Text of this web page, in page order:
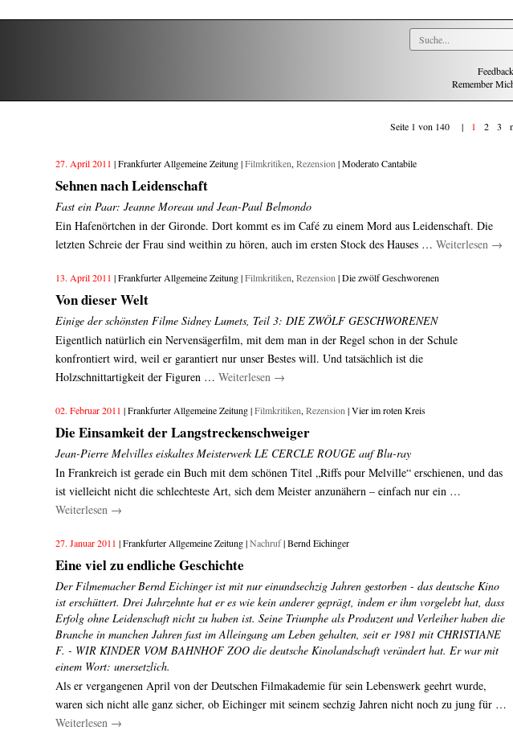
Remember
Seite 1 von 140 | 1 2 3
27. April 2011 | Frankfurter Allgemeine Zeitung |Filmkritiken, Rezension | Moderato Cantabile
Sehnen nach Leidenschaft
Fast ein Paar: Jeanne Moreau und Jean-Paul Belmondo
Ein Hafenörtchen in der Gironde. Dort kommt es im Café zu einem Mord aus Leidenschaft. Die
letzten Schreie der Frau sind weithin zu hören, auch im ersten Stock des Hauses … Weiterlesen →
13. April 2011 | Frankfurter Allgemeine Zeitung |Filmkritiken, Rezension | Die zwölf Geschworenen
Von dieser Welt
Einige der schönsten Filme Sidney Lumets, Teil 3: DIE ZWÖLF GESCHWORENEN
Eigentlich natürlich ein Nervensägerfilm, mit dem man in der Regel schon in der Schule
konfrontiert wird, weil er garantiert nur unser Bestes will. Und tatsächlich ist die
Holzschnittartigkeit der Figuren … Weiterlesen →
02. Februar 2011 | Frankfurter Allgemeine Zeitung |Filmkritiken, Rezension | Vier im roten Kreis
Die Einsamkeit der Langstreckenschweiger
Jean-Pierre Melvilles eiskaltes Meisterwerk LE CERCLE ROUGE auf Blu-ray
In Frankreich ist gerade ein Buch mit dem schönen Titel „Riffs pour Melville“ erschienen, und das
ist vielleicht nicht die schlechteste Art, sich dem Meister anzunähern – einfach nur ein …
Weiterlesen →
27. Januar 2011 | Frankfurter Allgemeine Zeitung |Nachruf| Bernd Eichinger
Eine viel zu endliche Geschichte
Der Filmemacher Bernd Eichinger ist mit nur einundsechzig Jahren gestorben - das deutsche Kino
ist erschüttert. Drei Jahrzehnte hat er es wie kein anderer geprägt, indem er ihm vorgelebt hat, dass
Erfolg ohne Leidenschaft nicht zu haben ist. Seine Triumphe als Produzent und Verleiher haben die
Branche in manchen Jahren fast im Alleingang am Leben gehalten, seit er 1981 mit CHRISTIANE
F. - WIR KINDER VOM BAHNHOF ZOO die deutsche Kinolandschaft verändert hat. Er war mit
einem Wort: unersetzlich.
Als er vergangenen April von der Deutschen Filmakademie für sein Lebenswerk geehrt wurde,
waren sich nicht alle ganz sicher, ob Eichinger mit seinem sechzig Jahren nicht noch zu jung für …
Weiterlesen →